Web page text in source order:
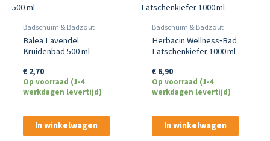
Badschuim & Badzout
Balea Lavendel
Kruidenbad 500 ml
€2,70
Op voorraad (1-4
werkdagen levertijd)
In winkelwagen
Badschuim & Badzout
Herbacin Wellness‑Bad
Latschenkiefer 1000 ml
€6,90
Op voorraad (1-4
werkdagen levertijd)
In winkelwagen